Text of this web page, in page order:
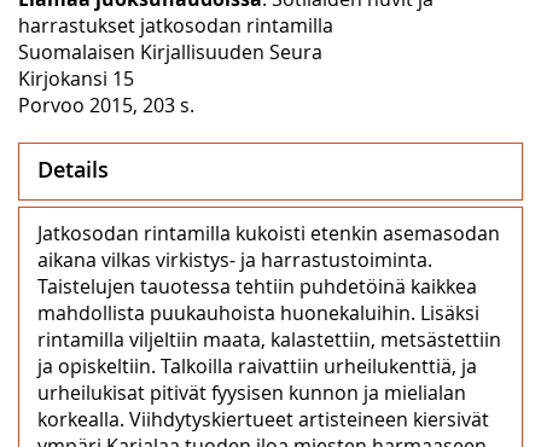
harrastukset jatkosodan rintamilla
Suomalaisen Kirjallisuuden Seura
Kirjokansi 15
Porvoo 2015, 203 s.
Details
Jatkosodan rintamilla kukoisti etenkin asemasodan
aikana vilkas virkistys- ja harrastustoiminta.
Taistelujen tauotessa tehtiin puhdetöinä kaikkea
mahdollista puukauhoista huonekaluihin. Lisäksi
rintamilla viljeltiin maata, kalastettiin, metsästettiin
ja opiskeltiin. Talkoilla raivattiin urheilukenttiä, ja
urheilukisat pitivät fyysisen kunnon ja mielialan
korkealla. Viihdytyskiertueet artisteineen kiersivät